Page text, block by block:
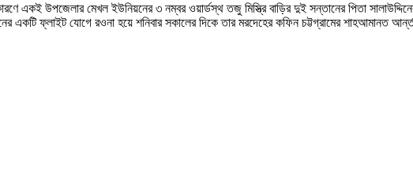
একই উপজেলার মেখল ইউনিয়নের ৩ নম্বর ওয়ার্ডস্থ তজু মিস্ত্রি বাড়ির দুই সন্তানের পিতা
একটি ফ্লাইট যোগে রওনা হয়ে শনিবার সকালের দিকে তার মরদেহের কফিন চট্টগ্রামের শাহআমানত